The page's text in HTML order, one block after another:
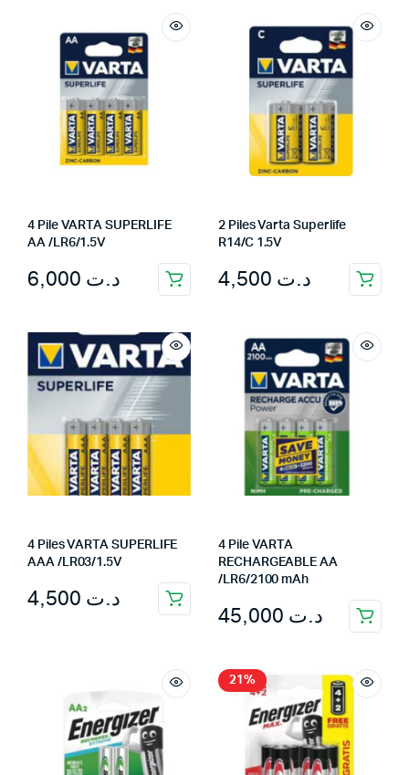
4 Pile VARTA SUPERLIFE
AA /LR6/1.5V
د.ت
2 Piles Varta Superlife
R14/C 1.5V
د.ت
4 Piles VARTA SUPERLIFE
AAA /LR03/1.5V
د.ت
4 Pile VARTA
RECHARGEABLE AA
/LR6/2100 mAh
د.ت
21%